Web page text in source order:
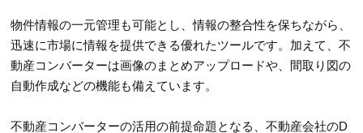
物件情報の一元管理も可能とし、情報の整合性を保ちながら、
迅速に市場に情報を提供できる優れたツールです。加えて、不
動産コンバーターは画像のまとめアップロードや、間取り図の
自動作成などの機能も備えています。
不動産コンバーターの活用の前提命題となる、不動産会社のD